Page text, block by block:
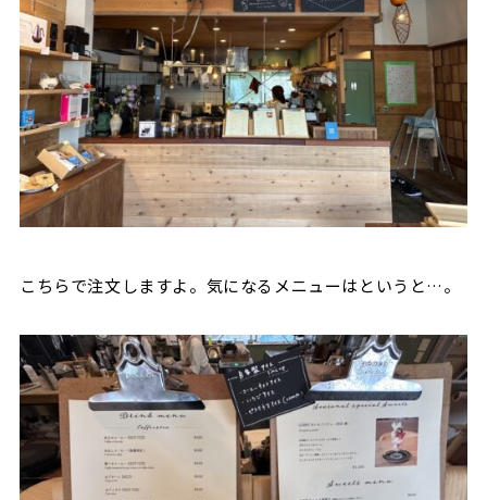
こちらで注文しますよ。気になるメニューはというと…。